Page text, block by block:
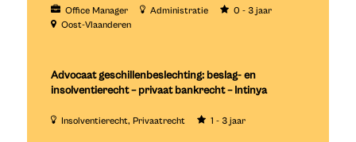
Office Manager Administratie
0 - 3 jaar
Oost-Vlaanderen
Advocaat geschillenbeslechting: beslag- en
insolventierecht – privaat bankrecht – Intinya
Insolventierecht Privaatrecht 1 - 3 jaar